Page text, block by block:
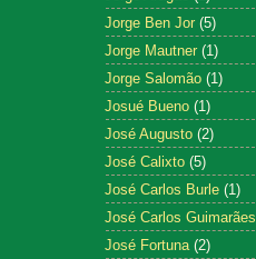
Jorge Ben Jor (5)
Jorge Mautner (1)
Jorge Salomão (1)
Josué Bueno (1)
José Augusto (2)
José Calixto (5)
José Carlos Burle (1)
José Carlos Guimarães
José Fortuna (2)